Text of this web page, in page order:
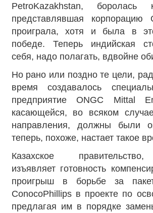
PetroKazakhstan, боролась
представлявшая
проиграла, хотя и была в
победе. Теперь индийская
себя, надо полагать, вдвойне
Но рано или поздно те цели,
время создавалось
предприятие ONGC Mittal
касающейся, во всяком
направления, должны были
теперь, похоже, настает такое
Казахское
изъявляет готовность
проигрыш в борьбе за
ConocoPhillips в проекте по
предлагая им в порядке